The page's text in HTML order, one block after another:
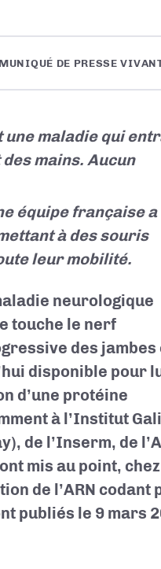
DE PRESSE
une maladie qui
mains. Aucun
équipe française a
à des souris
leur mobilité.
neurologique
touche le nerf
des jambes
disponible pour
d’une protéine
à l’Institut
, de l’Inserm, de
mis au point,
de l’ARN codant
publiés le 9 mars